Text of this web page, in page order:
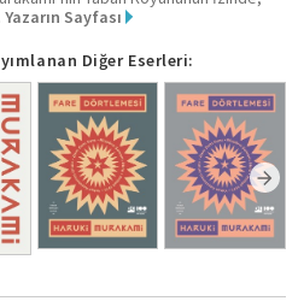
Yazarın Sayfası
Diğer Eserleri: